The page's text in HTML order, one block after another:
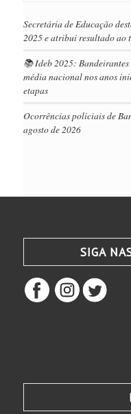
Secretária de Educação
2025 e atribui resultado
📚 Ideb 2025:
média nacional nos anos
etapas
Ocorrências policiais de
agosto de 2026
SIGA